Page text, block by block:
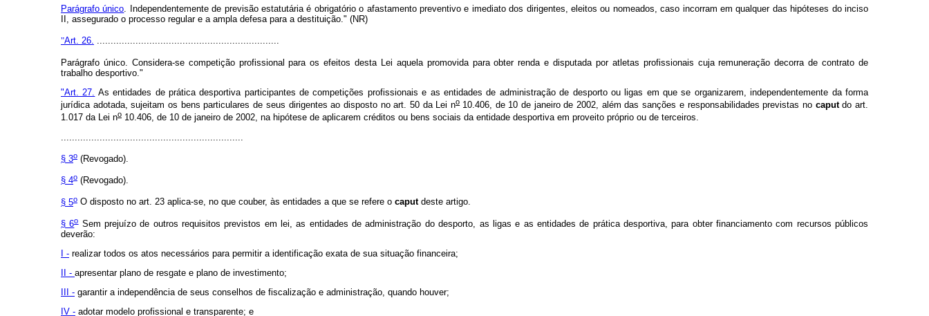
Parágrafo único. Independentemente de previsão estatutária é obrigatório o afastamento preventivo e imediato dos dirigentes, eleitos ou nomeados, caso incorram em qualquer das hipóteses do inciso
II, assegurado o processo regular e a ampla defesa para a destituição." (NR)
"Art. 26. ..................................................................
Parágrafo único. Considera-se competição profissional para os efeitos desta Lei aquela promovida para obter renda e disputada por atletas profissionais cuja remuneração decorra de contrato de
trabalho desportivo."
"Art. 27. As entidades de prática desportiva participantes de competições profissionais e as entidades de administração de desporto ou ligas em que se organizarem, independentemente da forma
jurídica adotada, sujeitam os bens particulares de seus dirigentes ao disposto no art. 50 da Lei no 10.406, de 10 de janeiro de 2002, além das sanções e responsabilidades previstas no caput do art.
1.017 da Lei no 10.406, de 10 de janeiro de 2002, na hipótese de aplicarem créditos ou bens sociais da entidade desportiva em proveito próprio ou de terceiros.
§ 3o (Revogado).
§ 4o (Revogado).
§ 5o O disposto no art. 23 aplica-se, no que couber, às entidades a que se refere o caput deste artigo.
§ 6oSem prejuízo de outros requisitos previstos em lei, as entidades de administração do desporto, as ligas e as entidades de prática desportiva, para obter financiamento com recursos públicos
deverão:
I - realizar todos os atos necessários para permitir a identificação exata de sua situação financeira;
II - apresentar plano de resgate e plano de investimento;
III - garantir a independência de seus conselhos de fiscalização e administração, quando houver;
IV - adotar modelo profissional e transparente; e